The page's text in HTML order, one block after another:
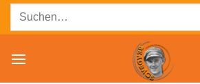
ZumSuchen